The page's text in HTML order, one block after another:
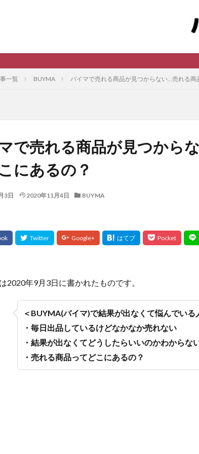
最
一覧 BUYMA バイマで売れる商品が見つからない…売れる商
で売れる商品が見つから
にあるの？
3日 2020年11月4日 BUYMA
2020年9月3日に書かれたものです。
＜BUYMA(バイマ)で結果が出なくて悩んでいる
・毎日出品しているけどなかなか売れない
・結果が出なくてどうしたらいいのかわからな
・売れる商品ってどこにあるの？